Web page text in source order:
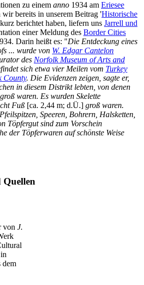
zu einem anno 1934 am Eriesee
bereits in unserem Beitrag 'Historische
berichtet haben, liefern uns Jarrell und
einer Meldung des Border Cities
Darin heißt es: "Die Entdeckung eines
... wurde von W. Edgar Cantelon
des Norfolk Museum of Arts and
sich etwa vier Meilen vom Turkey
County. Die Evidenzen zeigen, sagte er,
in diesem Distrikt lebten, von denen
waren. Es wurden Skelette
Fuß [ca. 2,44 m; d.Ü.] groß waren.
Speeren, Bohrern, Halsketten,
Töpfergut sind zum Vorschein
der Töpferwaren auf schönste Weise
von J.
dem